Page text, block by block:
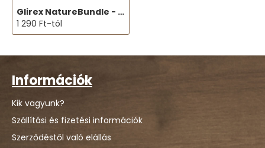
Glirex NatureBundle - Papírvirág
1 290 Ft-tól
Információk
Kik vagyunk?
Szállítási és fizetési információk
Szerződéstől való elállás